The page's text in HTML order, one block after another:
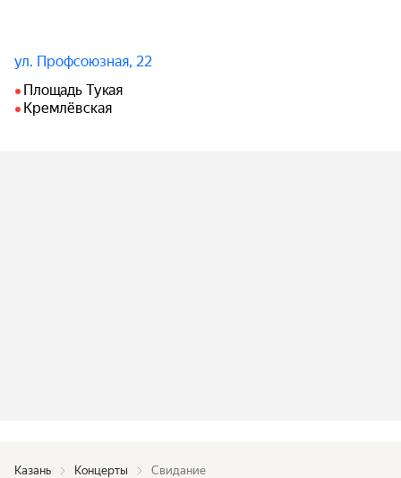
ул. Профсоюзная, 22
Площадь Тукая
Кремлёвская
Казань Концерты Свидание